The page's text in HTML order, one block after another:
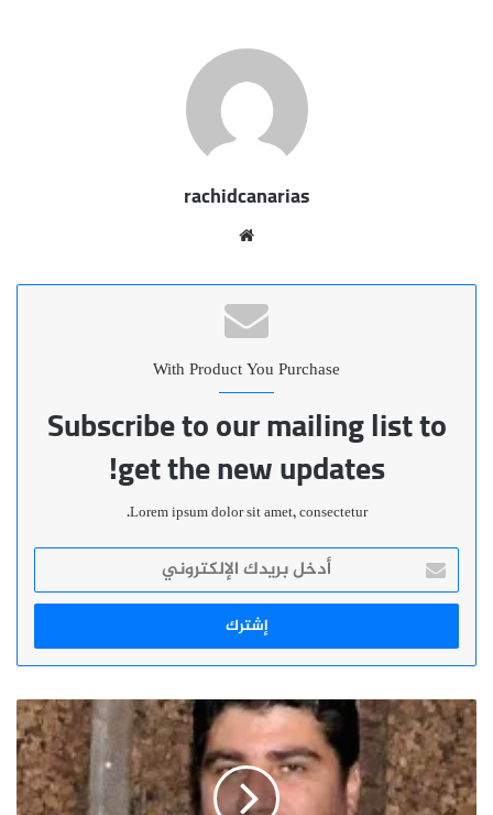
rachidcanarias
With Product You Purchase
Subscribe to our mailing list to
get the new updates!
Lorem ipsum dolor sit amet, consectetur.
أدخل
بريدك
الإلكتروني
رسالة
إلى
الشعب
الجزائري
الشقيق